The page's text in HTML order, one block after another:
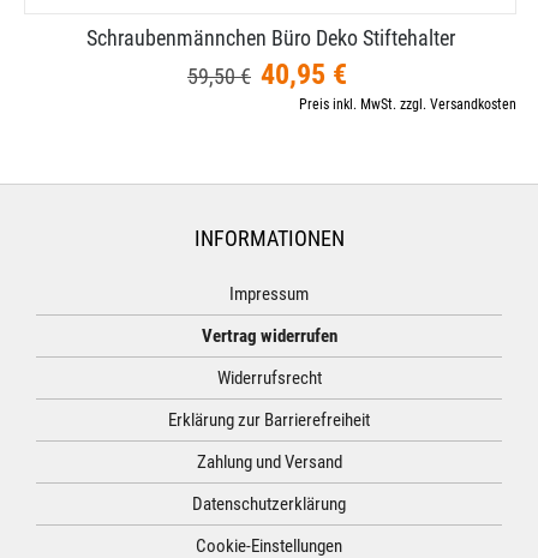
Schraubenmännchen Büro Deko Stiftehalter
59,50 € 40,95 €
Preis inkl. MwSt. zzgl. Versandkosten
INFORMATIONEN
Impressum
Vertrag widerrufen
Widerrufsrecht
Erklärung zur Barrierefreiheit
Zahlung und Versand
Datenschutzerklärung
Cookie-Einstellungen